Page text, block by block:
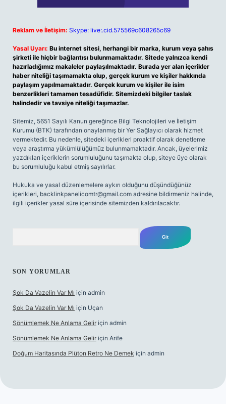
Reklam ve İletişim: Skype: live:.cid.575569c608265c69
Yasal Uyarı: Bu internet sitesi, herhangi bir marka, kurum veya şahıs
şirketi ile hiçbir bağlantısı bulunmamaktadır. Sitede yalnızca kendi
hazırladığımız makaleler paylaşılmaktadır. Burada yer alan içerikler
haber niteliği taşımamakta olup, gerçek kurum ve kişiler hakkında
paylaşım yapılmamaktadır. Gerçek kurum ve kişiler ile isim
benzerlikleri tamamen tesadüfidir. Sitemizdeki bilgiler taslak
halindedir ve tavsiye niteliği taşımazlar.
Sitemiz, 5651 Sayılı Kanun gereğince Bilgi Teknolojileri ve İletişim
Kurumu (BTK) tarafından onaylanmış bir Yer Sağlayıcı olarak hizmet
vermektedir. Bu nedenle, sitedeki içerikleri proaktif olarak denetleme
veya araştırma yükümlülüğümüz bulunmamaktadır. Ancak, üyelerimiz
yazdıkları içeriklerin sorumluluğunu taşımakta olup, siteye üye olarak
bu sorumluluğu kabul etmiş sayılırlar.
Hukuka ve yasal düzenlemelere aykırı olduğunu düşündüğünüz
içerikleri, backlinkpanelicomtr@gmail.com adresine bildirmeniz halinde,
ilgili içerikler yasal süre içerisinde sitemizden kaldırılacaktır.
SON YORUMLAR
Şok Da Vazelin Var Mı için admin
Şok Da Vazelin Var Mı için Uçan
Sönümlemek Ne Anlama Gelir için admin
Sönümlemek Ne Anlama Gelir için Arife
Doğum Haritasında Plüton Retro Ne Demek için admin